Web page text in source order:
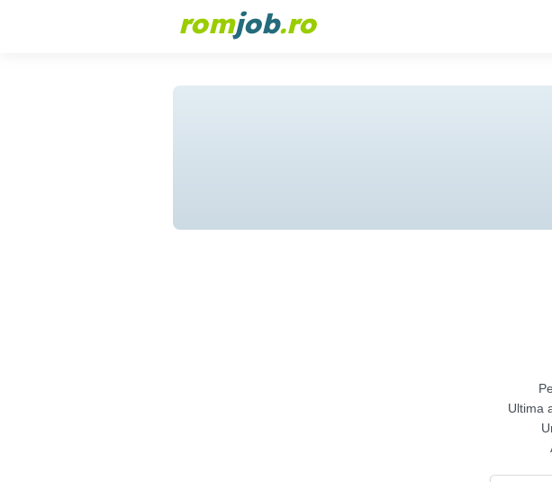
romjob.ro
Ultima